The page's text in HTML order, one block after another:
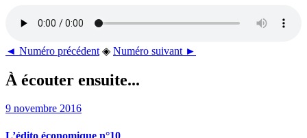
◄ Numéro précédent ◈ Numéro suivant ►
À écouter ensuite...
9 novembre 2016
L’édito économique n°10